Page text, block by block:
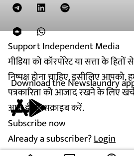
Support Independent Media
मीडिया को कॉरपोरेट या सत्ता के
निष्पक्ष होना चाहिए. इसीलिए आपको,
पत्रकारिता को आजाद रखने के लिए
आज ही सब्सक्राइब करें.
Subscribe now
Already a subscriber?Login
Download the Newslaundry